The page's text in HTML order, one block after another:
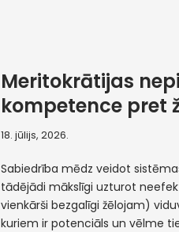
Meritokrātijas
kompetence pret
18. jūlijs, 2026.
Sabiedrība mēdz veidot
tādējādi mākslīgi uzturot
vienkārši bezgalīgi žēlojam)
kuriem ir potenciāls un vēlme